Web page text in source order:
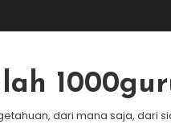
dari mana saja, dari